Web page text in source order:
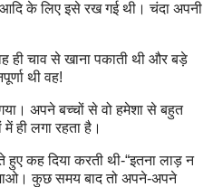
आदि के लिए इसे रख गई थी। चंदा अपनी
ही चाव से खाना पकाती थी और बड़े
थी वह!
अपने बच्चों से वो हमेशा से बहुत
ही लगा रहता है।
हुए कह दिया करती थी-“इतना लाड़ न
कुछ समय बाद तो अपने-अपने